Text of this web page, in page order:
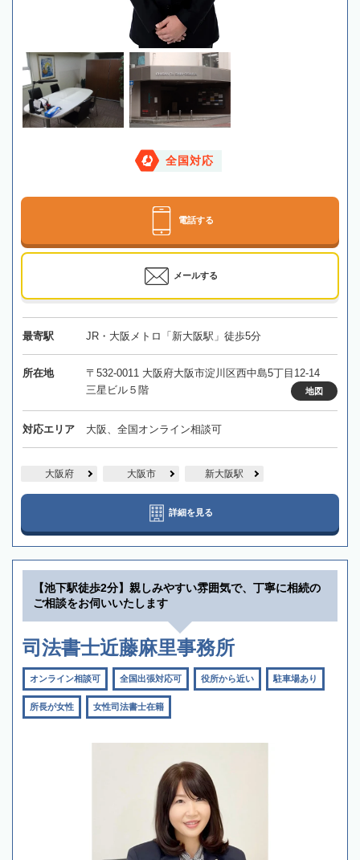
全国対応
電話する
メールする
最寄駅 JR・大阪メトロ「新大阪駅」徒歩5分
所在地
〒532-0011 大阪府大阪市淀川区西中島5丁目12-14
三星ビル５階
地図
対応エリア 大阪、全国オンライン相談可
大阪府 大阪市 新大阪駅
詳細を見る
【池下駅徒歩2分】親しみやすい雰囲気で、丁寧に相続の
ご相談をお伺いいたします
司法書士近藤麻里事務所
オンライン相談可 全国出張対応可 役所から近い 駐車場あり
所長が女性 女性司法書士在籍